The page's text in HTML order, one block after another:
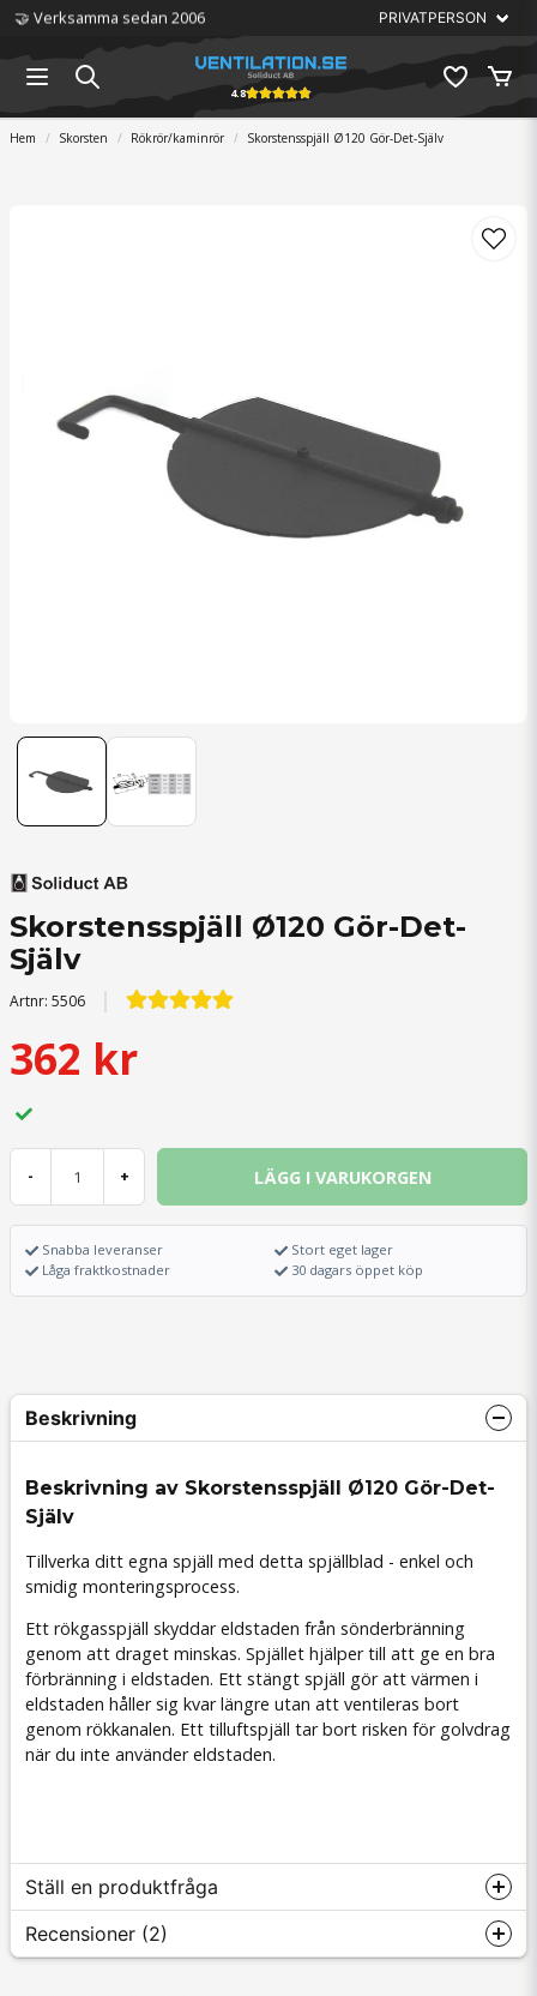
🤝 Verksamma sedan 2006
4.8
Hem Skorsten Rökrör/kaminrör Skorstensspjäll Ø120 Gör-Det-Själv
Skorstensspjäll Ø120 Gör-Det-
Själv
Artnr: 5506
362 kr
- + LÄGG I VARUKORGEN
Snabba leveranser
Låga fraktkostnader
Stort eget lager
30 dagars öppet köp
Beskrivning
Beskrivning av Skorstensspjäll Ø120 Gör-Det-
Själv
Tillverka ditt egna spjäll med detta spjällblad - enkel och
smidig monteringsprocess.
Ett rökgasspjäll skyddar eldstaden från sönderbränning
genom att draget minskas. Spjället hjälper till att ge en bra
förbränning i eldstaden. Ett stängt spjäll gör att värmen i
eldstaden håller sig kvar längre utan att ventileras bort
genom rökkanalen. Ett tilluftspjäll tar bort risken för golvdrag
när du inte använder eldstaden.
Ställ en produktfråga
Recensioner (2)